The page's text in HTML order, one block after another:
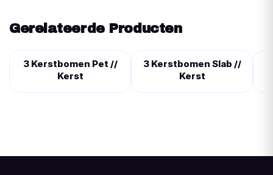
Gerelateerde Producten
3 Kerstbomen Pet //
Kerst
3 Kerstbomen Slab //
Kerst